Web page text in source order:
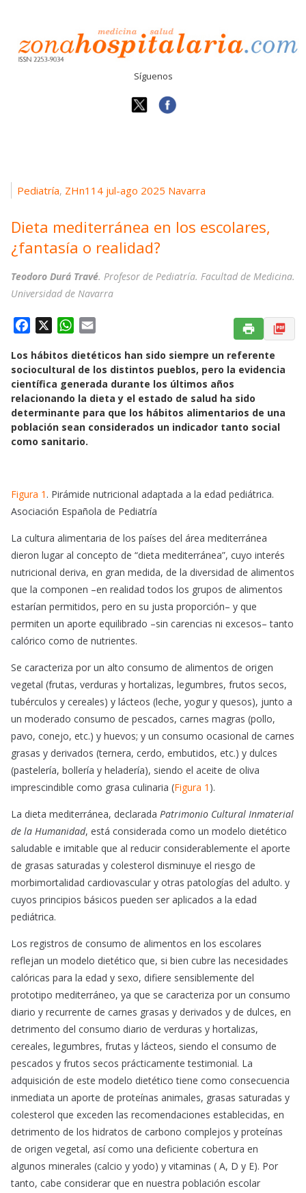
Síguenos
Pediatría, ZHn114 jul-ago 2025 Navarra
Dieta mediterránea en los escolares,
¿fantasía o realidad?
Teodoro Durá Travé. Profesor de Pediatría. Facultad de Medicina.
Universidad de Navarra
c
e
b
o
o
k
W
a
t
s
A
p
p
a
i
l
Los hábitos dietéticos han sido siempre un referente
sociocultural de los distintos pueblos, pero la evidencia
científica generada durante los últimos años
relacionando la dieta y el estado de salud ha sido
determinante para que los hábitos alimentarios de una
población sean considerados un indicador tanto social
como sanitario.
Figura 1 . Pirámide nutricional adaptada a la edad pediátrica.
Asociación Española de Pediatría
La cultura alimentaria de los países del área mediterránea
dieron lugar al concepto de “dieta mediterránea”, cuyo interés
nutricional deriva, en gran medida, de la diversidad de alimentos
que la componen –en realidad todos los grupos de alimentos
estarían permitidos, pero en su justa proporción– y que
permiten un aporte equilibrado –sin carencias ni excesos– tanto
calórico como de nutrientes.
Se caracteriza por un alto consumo de alimentos de origen
vegetal (frutas, verduras y hortalizas, legumbres, frutos secos,
tubérculos y cereales) y lácteos (leche, yogur y quesos), junto a
un moderado consumo de pescados, carnes magras (pollo,
pavo, conejo, etc.) y huevos; y un consumo ocasional de carnes
grasas y derivados (ternera, cerdo, embutidos, etc.) y dulces
(pastelería, bollería y heladería), siendo el aceite de oliva
imprescindible como grasa culinaria (Figura 1 ).
La dieta mediterránea, declarada Patrimonio Cultural Inmaterial
de la Humanidad, está considerada como un modelo dietético
saludable e imitable que al reducir considerablemente el aporte
de grasas saturadas y colesterol disminuye el riesgo de
morbimortalidad cardiovascular y otras patologías del adulto. y
cuyos principios básicos pueden ser aplicados a la edad
pediátrica.
Los registros de consumo de alimentos en los escolares
reflejan un modelo dietético que, si bien cubre las necesidades
calóricas para la edad y sexo, difiere sensiblemente del
prototipo mediterráneo, ya que se caracteriza por un consumo
diario y recurrente de carnes grasas y derivados y de dulces, en
detrimento del consumo diario de verduras y hortalizas,
cereales, legumbres, frutas y lácteos, siendo el consumo de
pescados y frutos secos prácticamente testimonial. La
adquisición de este modelo dietético tiene como consecuencia
inmediata un aporte de proteínas animales, grasas saturadas y
colesterol que exceden las recomendaciones establecidas, en
detrimento de los hidratos de carbono complejos y proteínas
de origen vegetal, así como una deficiente cobertura en
algunos minerales (calcio y yodo) y vitaminas ( A, D y E). Por
tanto, cabe considerar que en nuestra población escolar